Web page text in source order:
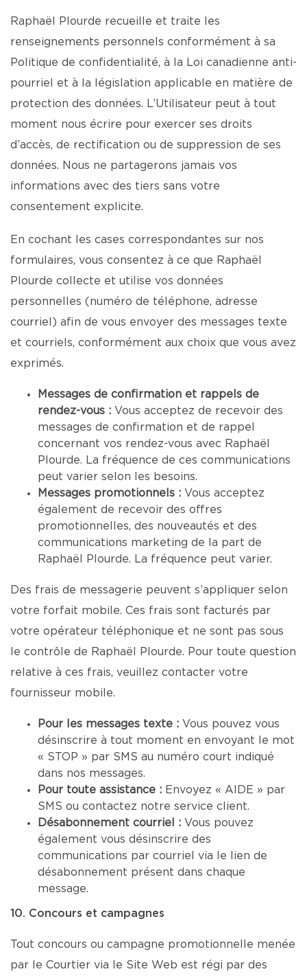
Raphaël Plourde recueille et traite les
renseignements personnels conformément à sa
Politique de confidentialité, à la Loi canadienne anti-
pourriel et à la législation applicable en matière de
protection des données. L’Utilisateur peut à tout
moment nous écrire pour exercer ses droits
d’accès, de rectification ou de suppression de ses
données. Nous ne partagerons jamais vos
informations avec des tiers sans votre
consentement explicite.
En cochant les cases correspondantes sur nos
formulaires, vous consentez à ce que Raphaël
Plourde collecte et utilise vos données
personnelles (numéro de téléphone, adresse
courriel) afin de vous envoyer des messages texte
et courriels, conformément aux choix que vous avez
exprimés.
Messages de confirmation et rappels de
rendez-vous : Vous acceptez de recevoir des
messages de confirmation et de rappel
concernant vos rendez-vous avec Raphaël
Plourde. La fréquence de ces communications
peut varier selon les besoins.
Messages promotionnels : Vous acceptez
également de recevoir des offres
promotionnelles, des nouveautés et des
communications marketing de la part de
Raphaël Plourde. La fréquence peut varier.
Des frais de messagerie peuvent s’appliquer selon
votre forfait mobile. Ces frais sont facturés par
votre opérateur téléphonique et ne sont pas sous
le contrôle de Raphaël Plourde. Pour toute question
relative à ces frais, veuillez contacter votre
fournisseur mobile.
Pour les messages texte : Vous pouvez vous
désinscrire à tout moment en envoyant le mot
« STOP » par SMS au numéro court indiqué
dans nos messages.
Pour toute assistance : Envoyez « AIDE » par
SMS ou contactez notre service client.
Désabonnement courriel : Vous pouvez
également vous désinscrire des
communications par courriel via le lien de
désabonnement présent dans chaque
message.
10. Concours et campagnes
Tout concours ou campagne promotionnelle menée
par le Courtier via le Site Web est régi par des